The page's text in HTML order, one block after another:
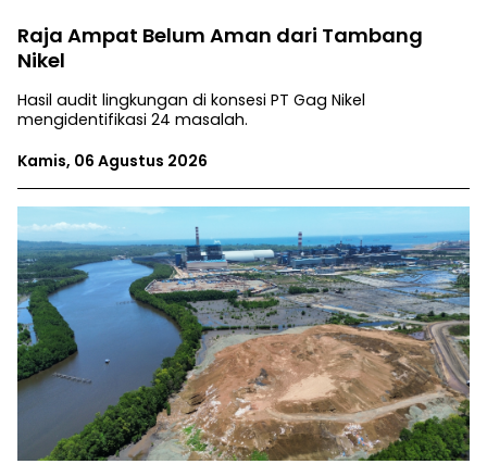
Raja Ampat Belum Aman dari Tambang
Nikel
Hasil audit lingkungan di konsesi PT Gag Nikel
mengidentifikasi 24 masalah.
Kamis, 06 Agustus 2026